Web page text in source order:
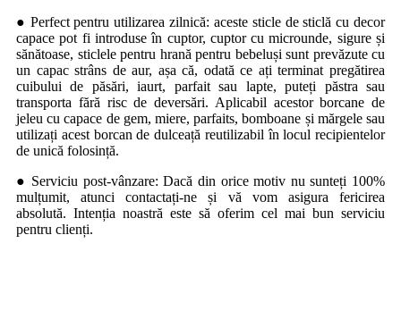
● Perfect pentru utilizarea zilnică: aceste sticle de sticlă cu decor
capace pot fi introduse în cuptor, cuptor cu microunde, sigure și
sănătoase, sticlele pentru hrană pentru bebeluși sunt prevăzute cu
un capac strâns de aur, așa că, odată ce ați terminat pregătirea
cuibului de păsări, iaurt, parfait sau lapte, puteți păstra sau
transporta fără risc de deversări. Aplicabil acestor borcane de
jeleu cu capace de gem, miere, parfaits, bomboane și mărgele sau
utilizați acest borcan de dulceață reutilizabil în locul recipientelor
de unică folosință.
● Serviciu post-vânzare: Dacă din orice motiv nu sunteți 100%
mulțumit, atunci contactați-ne și vă vom asigura fericirea
absolută. Intenția noastră este să oferim cel mai bun serviciu
pentru clienți.